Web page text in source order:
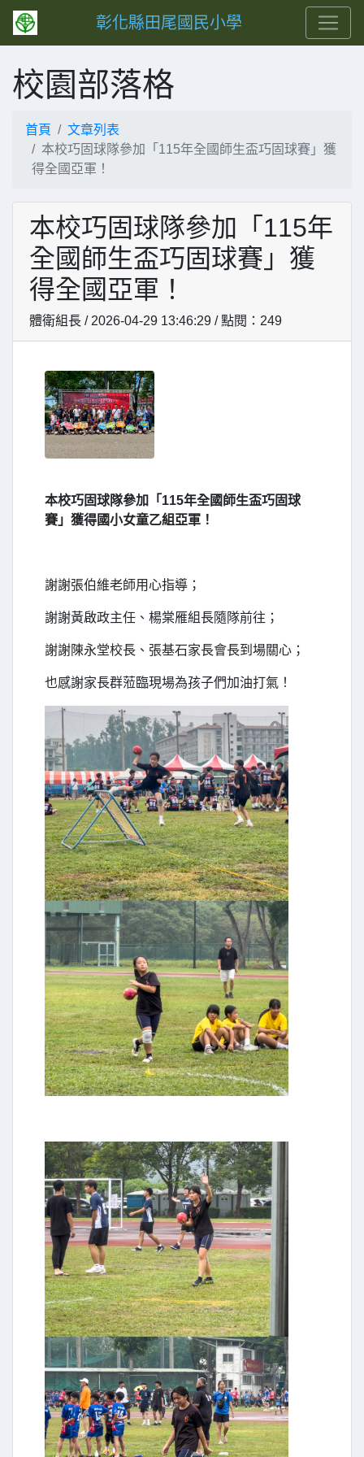
彰化縣田尾國民小學
校園部落格
首頁
文章列表
本校巧固球隊參加「115年全國師生盃巧固球賽」獲
得全國亞軍！
本校巧固球隊參加「115年
全國師生盃巧固球賽」獲
得全國亞軍！
體衛組長 / 2026-04-29 13:46:29 / 點閱：249
本校巧固球隊參加「115年全國師生盃巧固球
賽」獲得國小女童乙組亞軍！
謝謝張伯維老師用心指導；
謝謝黃啟政主任、楊棠雁組長隨隊前往；
謝謝陳永堂校長、張基石家長會長到場關心；
也感謝家長群蒞臨現場為孩子們加油打氣！